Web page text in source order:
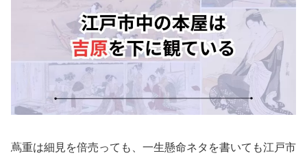
蔦重は細見を倍売っても、一生懸命ネタを書いても江戸市